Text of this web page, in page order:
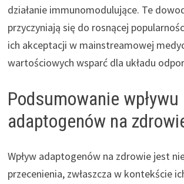
działanie immunomodulujące. Te
przyczyniają się do rosnącej
ich akceptacji w mainstreamowej
wartościowych wsparć dla układu
Podsumowanie wpływu
adaptogenów na
Wpływ adaptogenów na zdrowie jest
przecenienia, zwłaszcza w kontekście